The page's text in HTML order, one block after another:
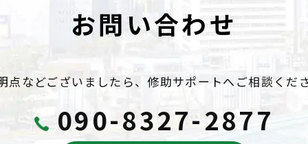
お問い合わせ
点などございましたら、修助サポートへご相談くだ
090-8327-2877